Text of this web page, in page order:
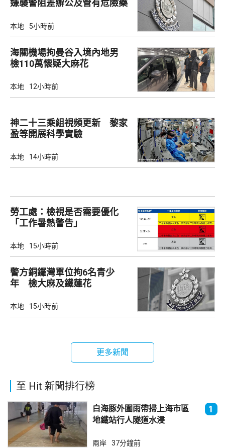
嫌襲警阻差辦公及管有危險藥
本地 5小時前
海關機場拘曼谷入境內地男
檢110萬懷疑大麻花
本地 12小時前
神二十三乘組視頻更新 黎家
盈等開展科學實驗
本地 14小時前
勞工處：檢視是否需要優化
「工作暑熱警告」
本地 15小時前
警方銅鑼灣單位拘6名青少
年 檢大麻及鐵蓮花
本地 15小時前
更多新聞
至 Hit 新聞排行榜
白海豚外圍雨帶掃上海市區
地鐵站行人隧道水浸
1
兩岸 37分鐘前